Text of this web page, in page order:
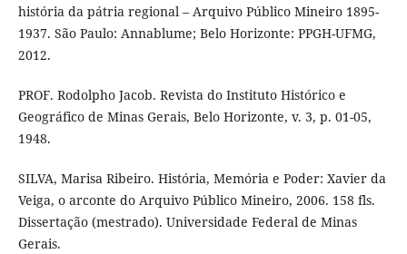
história da pátria regional – Arquivo Público Mineiro 1895-
1937. São Paulo: Annablume; Belo Horizonte: PPGH-UFMG,
2012.
PROF. Rodolpho Jacob. Revista do Instituto Histórico e
Geográfico de Minas Gerais, Belo Horizonte, v. 3, p. 01-05,
1948.
SILVA, Marisa Ribeiro. História, Memória e Poder: Xavier da
Veiga, o arconte do Arquivo Público Mineiro, 2006. 158 fls.
Dissertação (mestrado). Universidade Federal de Minas
Gerais.